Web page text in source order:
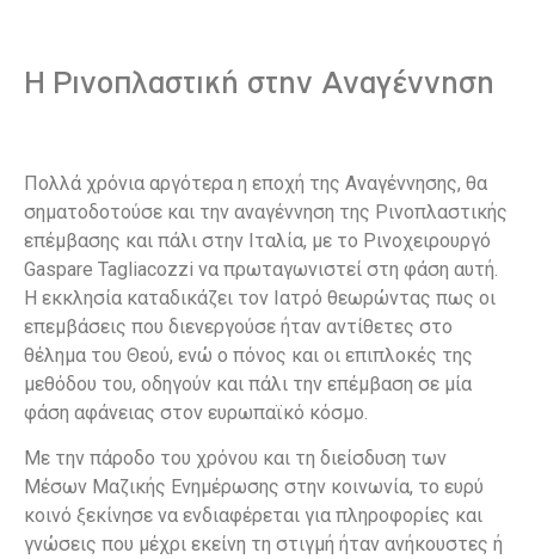
Η Ρινοπλαστική στην Αναγέννηση
Πολλά χρόνια αργότερα η εποχή της Αναγέννησης, θα
σηματοδοτούσε και την αναγέννηση της Ρινοπλαστικής
επέμβασης και πάλι στην Ιταλία, με το Ρινοχειρουργό
Gaspare Tagliacozzi να πρωταγωνιστεί στη φάση αυτή.
Η εκκλησία καταδικάζει τον Ιατρό θεωρώντας πως οι
επεμβάσεις που διενεργούσε ήταν αντίθετες στο
θέλημα του Θεού, ενώ ο πόνος και οι επιπλοκές της
μεθόδου του, οδηγούν και πάλι την επέμβαση σε μία
φάση αφάνειας στον ευρωπαϊκό κόσμο.
Με την πάροδο του χρόνου και τη διείσδυση των
Μέσων Μαζικής Ενημέρωσης στην κοινωνία, το ευρύ
κοινό ξεκίνησε να ενδιαφέρεται για πληροφορίες και
γνώσεις που μέχρι εκείνη τη στιγμή ήταν ανήκουστες ή